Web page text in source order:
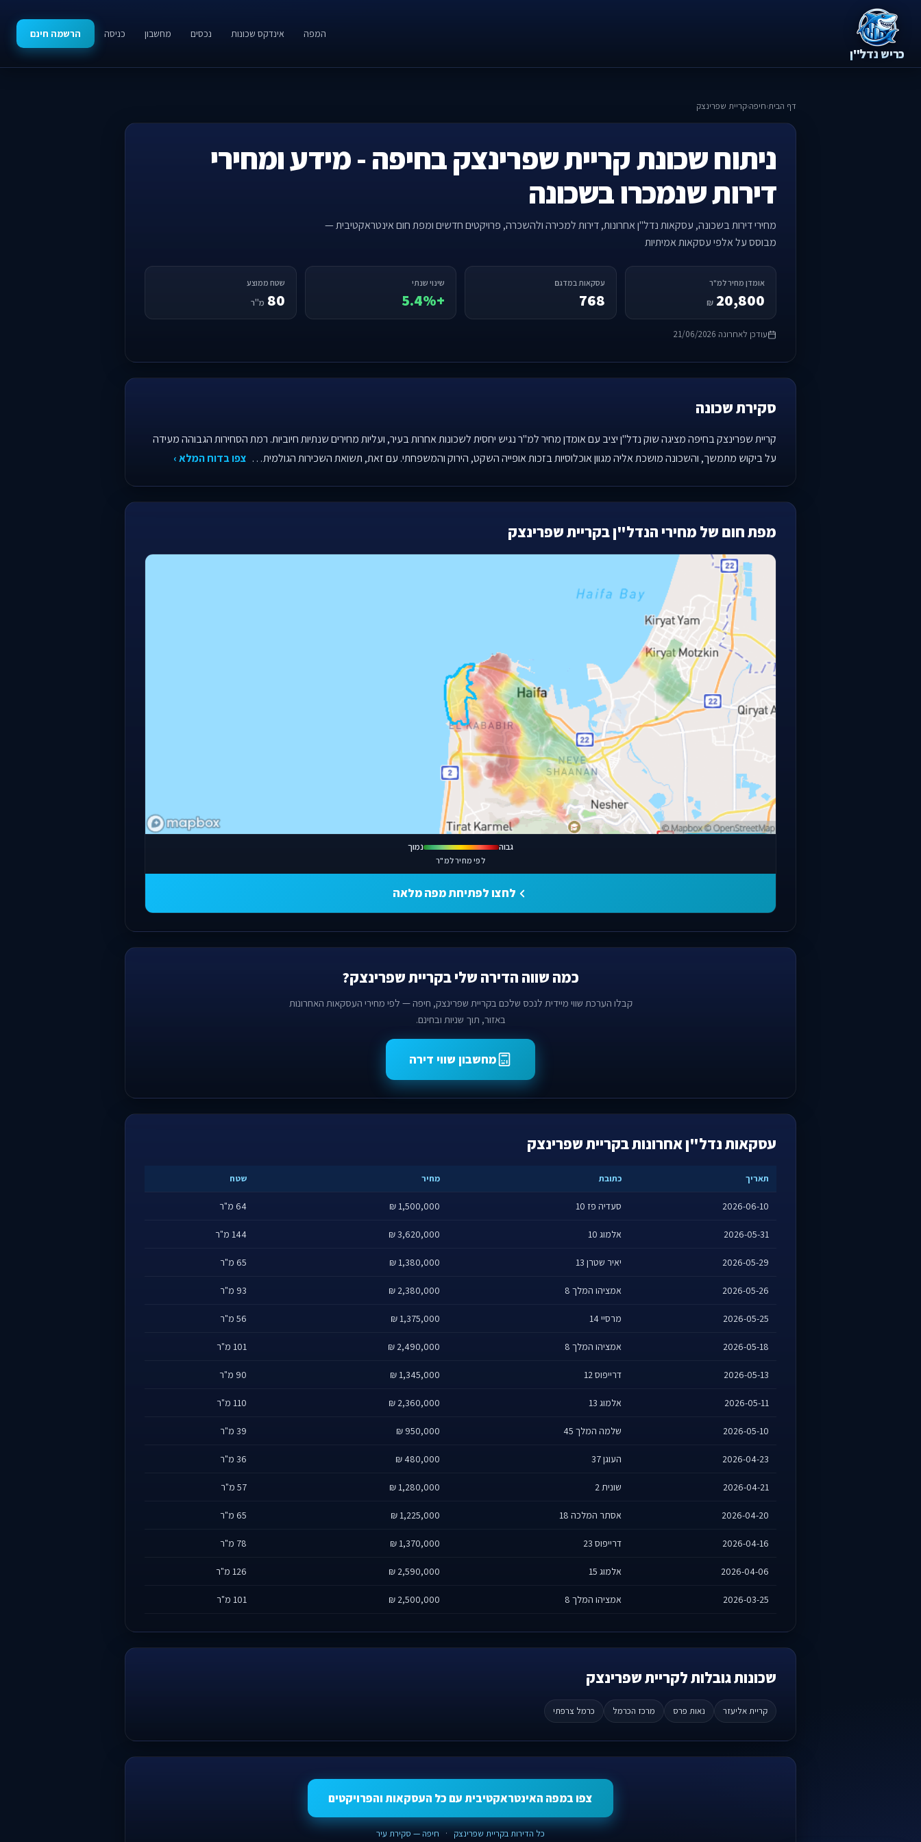
כריש נדל"ן
המפה אינדקס שכונות נכסים מחשבון כניסה הרשמה חינם
דף הבית›חיפה›קריית שפרינצק
ניתוח שכונת קריית שפרינצק בחיפה - מידע ומחירי
דירות שנמכרו בשכונה
מחירי דירות בשכונה, עסקאות נדל"ן אחרונות, דירות למכירה ולהשכרה, פרויקטים חדשים ומפת חום אינטראקטיבית —
מבוסס על אלפי עסקאות אמיתיות
אומדן מחיר למ"ר
20,800
₪
עסקאות במדגם
768
שינוי שנתי
+5.4%
שטח ממוצע
80 מ"ר
עודכן לאחרונה 21/06/2026
סקירת שכונה
קריית שפרינצק בחיפה מציגה שוק נדל"ן יציב עם אומדן מחיר למ"ר נגיש יחסית לשכונות אחרות בעיר, ועליות מחירים שנתיות חיוביות. רמת הסחירות הגבוהה מעידה
על ביקוש מתמשך, והשכונה מושכת אליה מגוון אוכלוסיות בזכות אופייה השקט, הירוק והמשפחתי. עם זאת, תשואת השכירות הגולמית… צפו בדוח המלא ›
מפת חום של מחירי הנדל"ן בקריית שפרינצק
גבוה נמוך
לפי מחיר למ"ר
לחצו לפתיחת מפה מלאה
כמה שווה הדירה שלי בקריית שפרינצק?
קבלו הערכת שווי מיידית לנכס שלכם בקריית שפרינצק, חיפה — לפי מחירי העסקאות האחרונות
באזור, תוך שניות ובחינם.
מחשבון שווי דירה
עסקאות נדל"ן אחרונות בקריית שפרינצק
תאריך כתובת מחיר שטח
2026-06-10 סעדיה פז 10 1,500,000 ₪ 64 מ"ר
2026-05-31 אלמוג 10 3,620,000 ₪ 144 מ"ר
2026-05-29 יאיר שטרן 13 1,380,000 ₪ 65 מ"ר
2026-05-26 אמציהו המלך 8 2,380,000 ₪ 93 מ"ר
2026-05-25 מרסיי 14 1,375,000 ₪ 56 מ"ר
2026-05-18 אמציהו המלך 8 2,490,000 ₪ 101 מ"ר
2026-05-13 דרייפוס 12 1,345,000 ₪ 90 מ"ר
2026-05-11 אלמוג 13 2,360,000 ₪ 110 מ"ר
2026-05-10 שלמה המלך 45 950,000 ₪ 39 מ"ר
2026-04-23 העוגן 37 480,000 ₪ 36 מ"ר
2026-04-21 שונית 2 1,280,000 ₪ 57 מ"ר
2026-04-20 אסתר המלכה 18 1,225,000 ₪ 65 מ"ר
2026-04-16 דרייפוס 23 1,370,000 ₪ 78 מ"ר
2026-04-06 אלמוג 15 2,590,000 ₪ 126 מ"ר
2026-03-25 אמציהו המלך 8 2,500,000 ₪ 101 מ"ר
שכונות גובלות לקריית שפרינצק
קריית אליעזר נאות פרס מרכז הכרמל כרמל צרפתי
צפו במפה האינטראקטיבית עם כל העסקאות והפרויקטים
כל הדירות בקריית שפרינצק · חיפה — סקירת עיר